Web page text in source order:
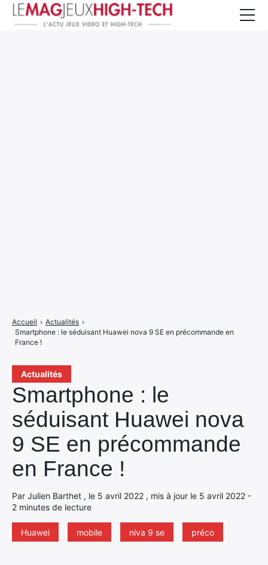
Actualités
Smartphone : le
séduisant Huawei nova
9 SE en précommande
en France !
Par Julien Barthet , le 5 avril 2022 , mis à jour le 5 avril 2022 -
2 minutes de lecture
Huawei mobile niva 9 se préco
Accueil › Actualités ›
Smartphone : le séduisant Huawei nova 9 SE en précommande en
France !